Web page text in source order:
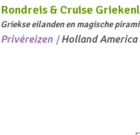
Rondreis & Cruise
Griekse eilanden en magische
Privéreizen / Holland America